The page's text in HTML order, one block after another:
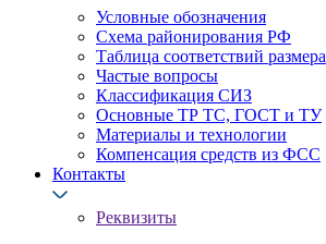
Условные обозначения
Схема районирования РФ
Таблица соответствий размера
Частые вопросы
Классификация СИЗ
Основные ТР ТС, ГОСТ и ТУ
Материалы и технологии
Компенсация средств из ФСС
Контакты
Реквизиты